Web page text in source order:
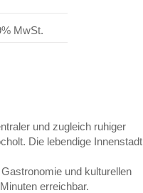
MwSt.
und zugleich ruhiger
Die lebendige Innenstadt
und kulturellen
erreichbar.